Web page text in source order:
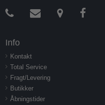
Info
Kontakt
Total Service
Fragt/Levering
Butikker
Åbningstider